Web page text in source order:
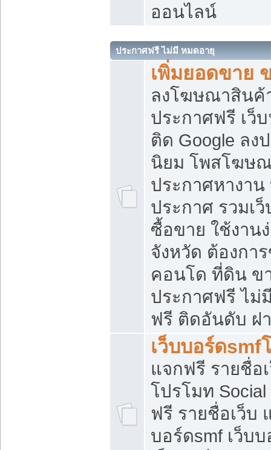
ออนไลน์
ประกาศฟรี ไม่มี หมดอายุ
เพิ่มยอดขาย
ลงโฆษณาสิน
ประกาศฟรี เว็
ติด Google ลง
นิยม โพสโฆษ
ประกาศหางาน
ประกาศ รวมเ
ซื้อขาย ใช้งาน
จังหวัด ต้องกา
คอนโด ที่ดิน ข
ประกาศฟรี ไม่
ฟรี ติดอันดับ ฝ
เว็บบอร์ดsmf
แจกฟรี รายชื่อ
โปรโมท
ฟรี รายชื่อเว็บ
บอร์ดsmf เว็บ